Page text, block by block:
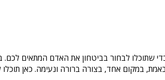
שתוכלו לבחור בביטחון את האדם המתאים לכם.
במקום אחד, בצורה ברורה ונעימה. כאן